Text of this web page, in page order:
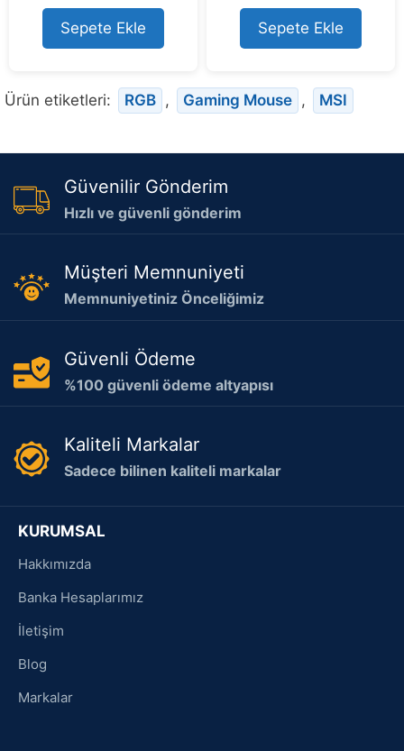
t
o
f
5
Sepete Ekle
t
o
f
5
Sepete Ekle
Ürün etiketleri: RGB , Gaming Mouse , MSI
Güvenilir Gönderim
Hızlı ve güvenli gönderim
Müşteri Memnuniyeti
Memnuniyetiniz Önceliğimiz
Güvenli Ödeme
%100 güvenli ödeme altyapısı
Kaliteli Markalar
Sadece bilinen kaliteli markalar
KURUMSAL
Hakkımızda
Banka Hesaplarımız
İletişim
Blog
Markalar